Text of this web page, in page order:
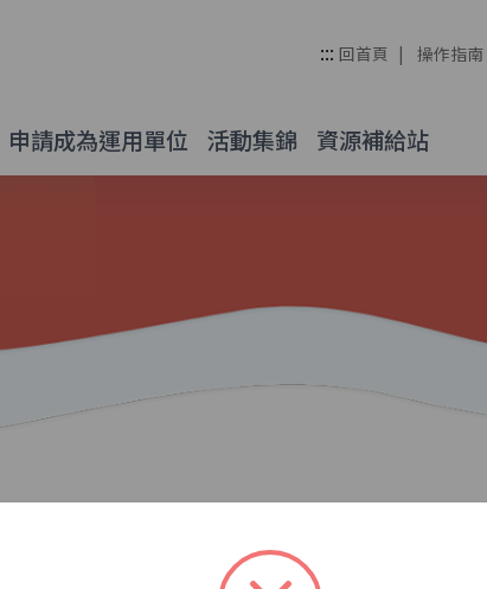
整合平台 ::: 回首頁 操作指南
申請成為運用單位 活動集錦 資源補給站